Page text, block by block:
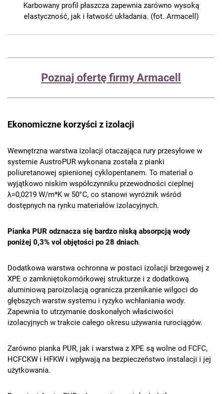
Karbowany profil płaszcza zapewnia zarówno wysoką
elastyczność, jak i łatwość układania. (fot. Armacell)
Poznaj ofertę firmy Armacell
Ekonomiczne korzyści z izolacji
Wewnętrzna warstwa izolacji otaczająca rury przesyłowe w
systemie AustroPUR wykonana została z pianki
poliuretanowej spienionej cyklopentanem. To materiał o
wyjątkowo niskim współczynniku przewodności cieplnej
λ=0,0219 W/m*K w 50°C, co stanowi wyróżnik wśród
dostępnych na rynku materiałów izolacyjnych.
Pianka PUR odznacza się bardzo niską absorpcją wody
poniżej 0,3% vol objętości po 28 dniach.
Dodatkowa warstwa ochronna w postaci izolacji brzegowej z
XPE o zamkniętokomórkowej strukturze i z dodatkową
aluminiową paroizolacją ogranicza przenikanie wilgoci do
głębszych warstw systemu i ryzyko wchłaniania wody.
Zapewnia to utrzymanie doskonałych właściwości
izolacyjnych w trakcie całego okresu używania rurociągów.
Zarówno pianka PUR, jak i warstwa z XPE są wolne od FCFC,
HCFCKW i HFKW i wpływają na bezpieczeństwo instalacji i jej
użytkowania.